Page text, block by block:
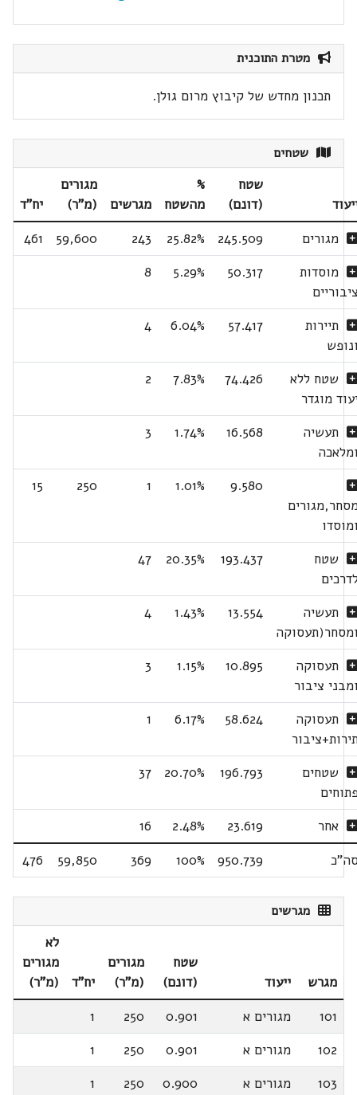
מטרת התוכנית
תכנון מחדש של קיבוץ מרום גולן.
שטחים
שטח
(דונם)
%
מהשטח
מגרשים
מגורים
(מ"ר)
יח"ד
מגורים
245.509
25.82%
243
59,600
461
מוסדות
50.317
5.29%
8
תיירות
57.417
6.04%
4
שטח ללא
מוגדר
74.426
7.83%
2
תעשיה
16.568
1.74%
3
9.580
1.01%
1
250
15
שטח
193.437
20.35%
47
תעשיה
13.554
1.43%
4
תעסוקה
ציבור
10.895
1.15%
3
תעסוקה
58.624
6.17%
1
שטחים
196.793
20.70%
37
אחר 23.619
2.48%
16
950.739
100%
369
59,850
476
מגרשים
מגרש ייעוד
שטח
(דונם)
מגורים
(מ"ר)
יח"ד
לא
מגורים
(מ"ר)
101
מגורים א 0.901
250
1
102
מגורים א 0.901
250
1
103
מגורים א 0.900
250
1